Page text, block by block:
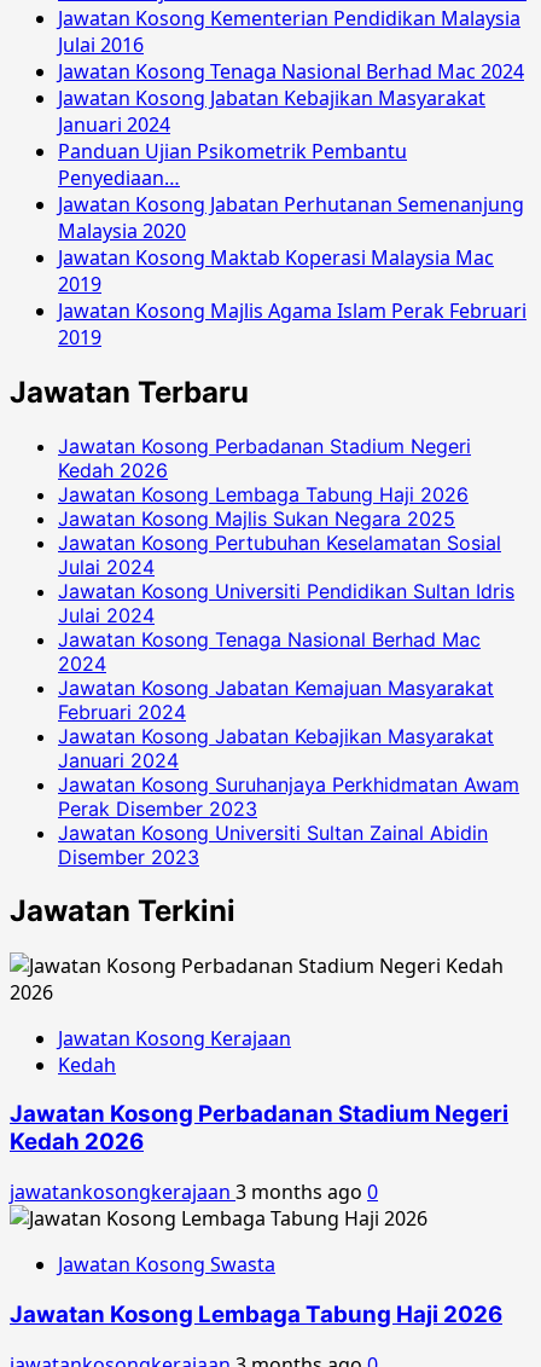
Jawatan Kosong Kementerian Pendidikan Malaysia
Julai 2016
Jawatan Kosong Tenaga Nasional Berhad Mac 2024
Jawatan Kosong Jabatan Kebajikan Masyarakat
Januari 2024
Panduan Ujian Psikometrik Pembantu
Penyediaan…
Jawatan Kosong Jabatan Perhutanan Semenanjung
Malaysia 2020
Jawatan Kosong Maktab Koperasi Malaysia Mac
2019
Jawatan Kosong Majlis Agama Islam Perak Februari
2019
Jawatan Terbaru
Jawatan Kosong Perbadanan Stadium Negeri
Kedah 2026
Jawatan Kosong Lembaga Tabung Haji 2026
Jawatan Kosong Majlis Sukan Negara 2025
Jawatan Kosong Pertubuhan Keselamatan Sosial
Julai 2024
Jawatan Kosong Universiti Pendidikan Sultan Idris
Julai 2024
Jawatan Kosong Tenaga Nasional Berhad Mac
2024
Jawatan Kosong Jabatan Kemajuan Masyarakat
Februari 2024
Jawatan Kosong Jabatan Kebajikan Masyarakat
Januari 2024
Jawatan Kosong Suruhanjaya Perkhidmatan Awam
Perak Disember 2023
Jawatan Kosong Universiti Sultan Zainal Abidin
Disember 2023
Jawatan Terkini
Jawatan Kosong Kerajaan
Kedah
Jawatan Kosong Perbadanan Stadium Negeri
Kedah 2026
jawatankosongkerajaan 3 months ago 0
Jawatan Kosong Swasta
Jawatan Kosong Lembaga Tabung Haji 2026